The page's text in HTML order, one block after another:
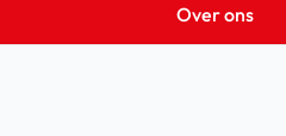
Over ons